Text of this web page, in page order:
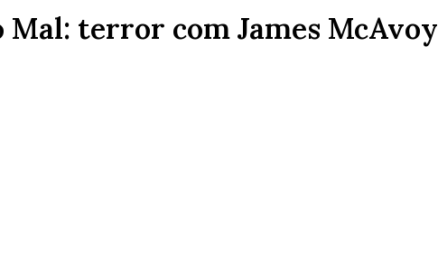
Mal: terror com James McAvoy